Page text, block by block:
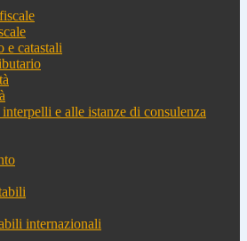
e catastali
e alle istanze di consulenza
internazionali